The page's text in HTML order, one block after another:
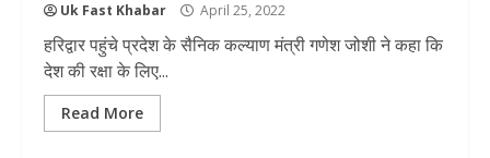
Uk Fast Khabar April 25, 2022
हरिद्वार पहुंचे प्रदेश के सैनिक कल्याण मंत्री गणेश जोशी ने कहा कि
देश की रक्षा के लिए...
Read More